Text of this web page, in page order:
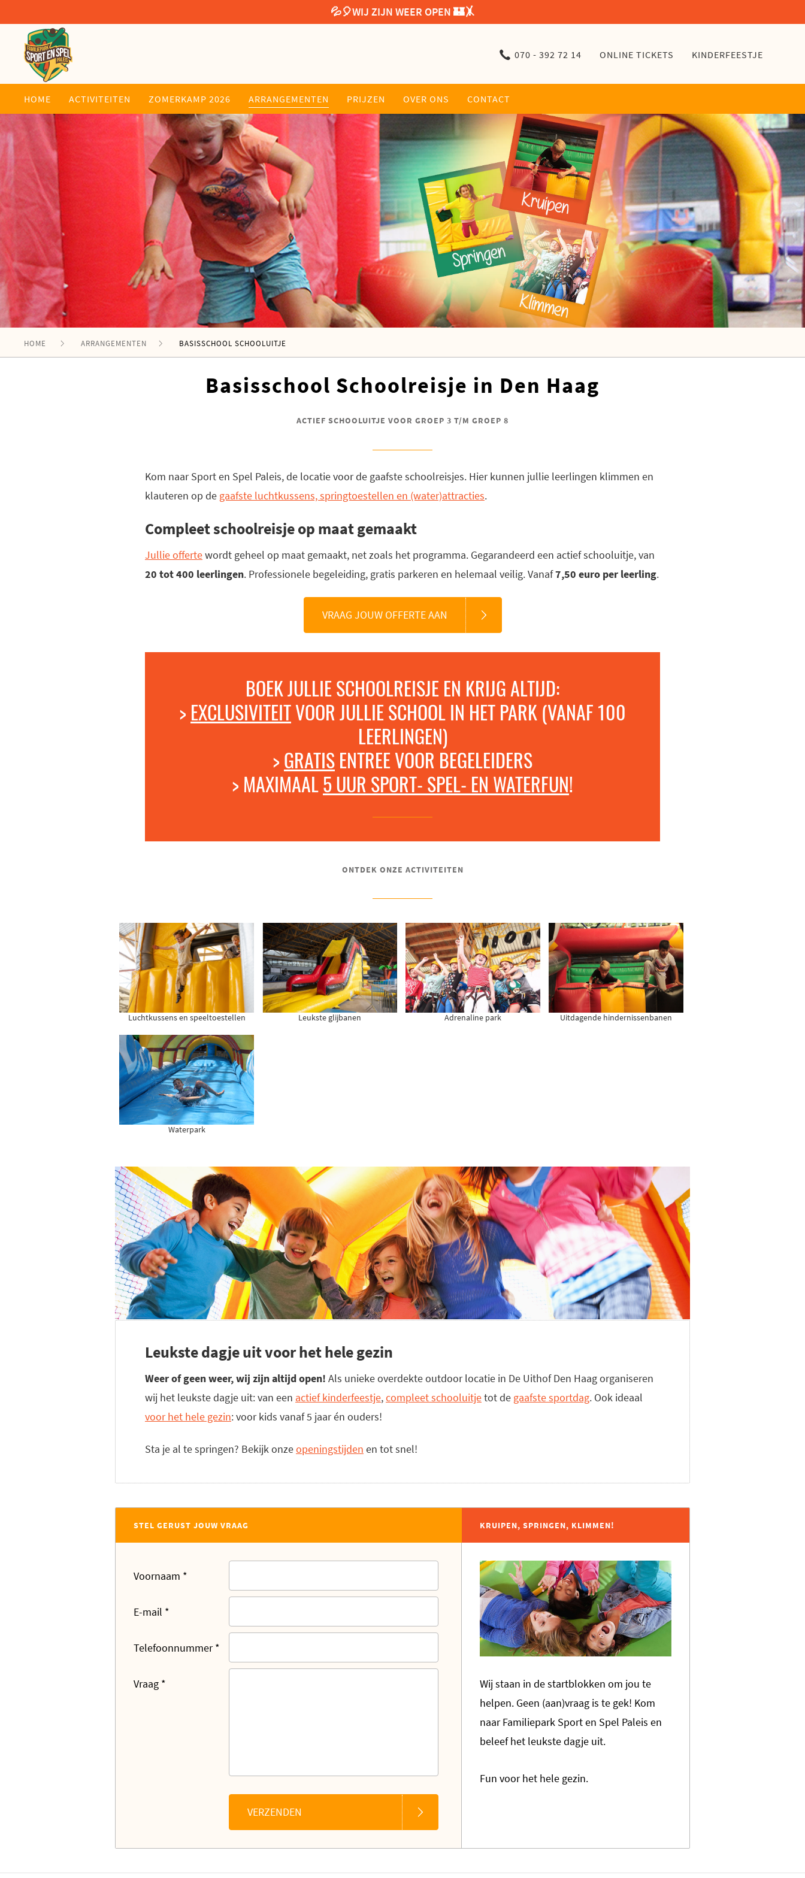
💦🎈WIJ ZIJN WEER OPEN 🏰🤸
070 - 392 72 14 ONLINE TICKETS KINDERFEESTJE
HOME ACTIVITEITEN ZOMERKAMP 2026 ARRANGEMENTEN PRIJZEN OVER ONS CONTACT
HOME ARRANGEMENTEN BASISSCHOOL SCHOOLUITJE
Basisschool Schoolreisje in Den Haag
ACTIEF SCHOOLUITJE VOOR GROEP 3 T/M GROEP 8
Kom naar Sport en Spel Paleis, de locatie voor de gaafste schoolreisjes. Hier kunnen jullie leerlingen klimmen en
klauteren op de gaafste luchtkussens, springtoestellen en (water)attracties.
Compleet schoolreisje op maat gemaakt
Jullie offertewordt geheel op maat gemaakt, net zoals het programma. Gegarandeerd een actief schooluitje, van
20 tot 400 leerlingen. Professionele begeleiding, gratis parkeren en helemaal veilig. Vanaf7,50 euro per leerling.
VRAAG JOUW OFFERTE AAN
BOEK JULLIE SCHOOLREISJE EN KRIJG ALTIJD:
> EXCLUSIVITEITVOOR JULLIE SCHOOL IN HET PARK (VANAF 100
LEERLINGEN)
>GRATISENTREE VOOR BEGELEIDERS
> MAXIMAAL5 UUR SPORT- SPEL- EN WATERFUN!
ONTDEK ONZE ACTIVITEITEN
Luchtkussens en speeltoestellen Leukste glijbanen Adrenaline park Uitdagende hindernissenbanen
Waterpark
Leukste dagje uit voor het hele gezin
Weer of geen weer, wij zijn altijd open! Als unieke overdekte outdoor locatie in De Uithof Den Haag organiseren
wij het leukste dagje uit: van een actief kinderfeestje,compleet schooluitjetot de gaafste sportdag. Ook ideaal
voor het hele gezin: voor kids vanaf 5 jaar én ouders!
Sta je al te springen? Bekijk onzeopeningstijden en tot snel!
STEL GERUST JOUW VRAAG
Voornaam *
E-mail *
Telefoonnummer*
Vraag *
VERZENDEN
KRUIPEN, SPRINGEN, KLIMMEN!
Wij staan in de startblokken om jou te
helpen. Geen (aan)vraag is te gek! Kom
naar Familiepark Sport en Spel Paleis en
beleef het leukste dagje uit.
Fun voor het hele gezin.